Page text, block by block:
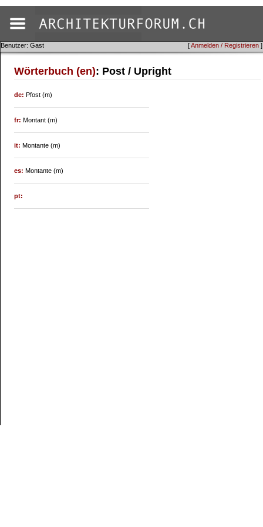
[Anmelden / Registrieren ]
Benutzer: Gast
Wörterbuch (en): Post / Upright
de:Pfost (m)
fr:Montant (m)
it:Montante (m)
es:Montante (m)
pt: